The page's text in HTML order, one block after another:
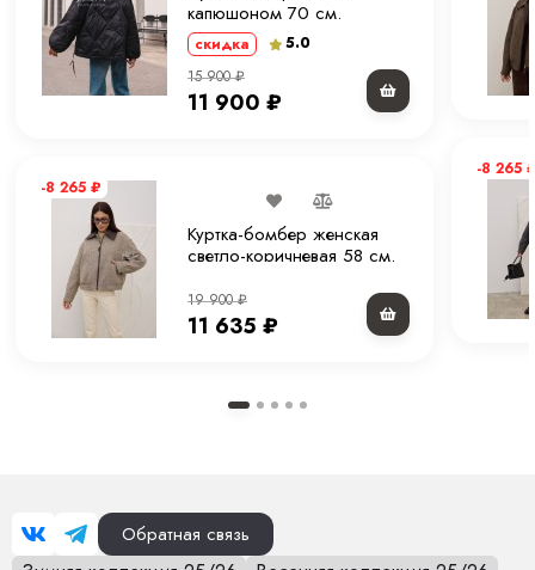
капюшоном 70 см.
скидка
5.0
15 900₽
11 900 ₽
-8 265 ₽
Куртка-бомбер женская
светло-коричневая 58 см.
19 900₽
11 635 ₽
-8 265 ₽
Обратная связь